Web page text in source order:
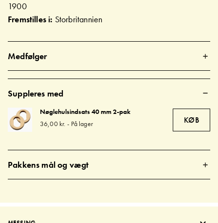
1900
Fremstilles i: Storbritannien
Medfølger
Suppleres med
Nøglehulsindsats 40 mm 2-pak
36,00 kr. - På lager KØB
Pakkens mål og vægt